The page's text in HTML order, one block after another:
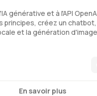
générative et à l'API
principes, créez un
et la génération
En savoir plus